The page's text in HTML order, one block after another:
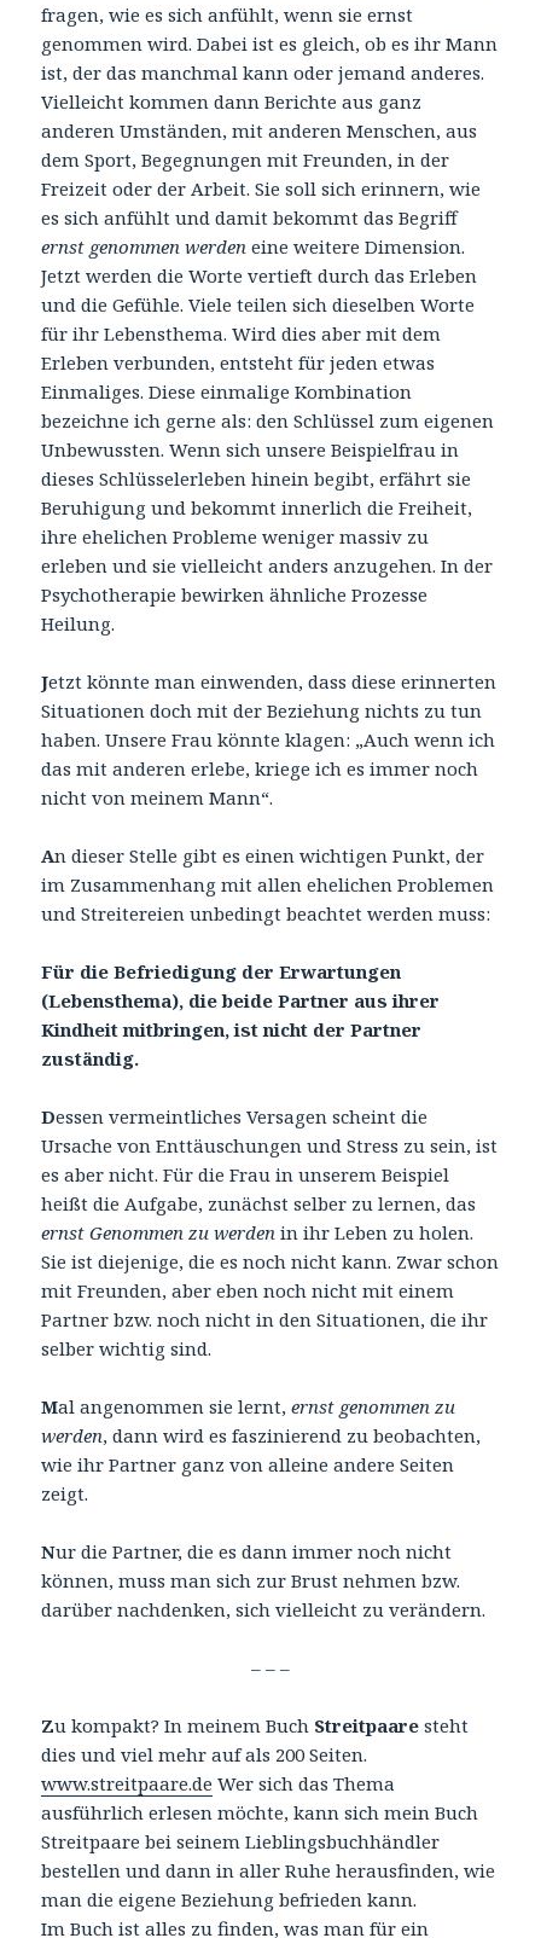
fragen, wie es sich anfühlt, wenn sie ernst
genommen wird. Dabei ist es gleich, ob es ihr Mann
ist, der das manchmal kann oder jemand anderes.
Vielleicht kommen dann Berichte aus ganz
anderen Umständen, mit anderen Menschen, aus
dem Sport, Begegnungen mit Freunden, in der
Freizeit oder der Arbeit. Sie soll sich erinnern, wie
es sich anfühlt und damit bekommt das Begriff
ernst genommen werden eine weitere Dimension.
Jetzt werden die Worte vertieft durch das Erleben
und die Gefühle. Viele teilen sich dieselben Worte
für ihr Lebensthema. Wird dies aber mit dem
Erleben verbunden, entsteht für jeden etwas
Einmaliges. Diese einmalige Kombination
bezeichne ich gerne als: den Schlüssel zum eigenen
Unbewussten. Wenn sich unsere Beispielfrau in
dieses Schlüsselerleben hinein begibt, erfährt sie
Beruhigung und bekommt innerlich die Freiheit,
ihre ehelichen Probleme weniger massiv zu
erleben und sie vielleicht anders anzugehen. In der
Psychotherapie bewirken ähnliche Prozesse
Heilung.
Jetzt könnte man einwenden, dass diese erinnerten
Situationen doch mit der Beziehung nichts zu tun
haben. Unsere Frau könnte klagen: „Auch wenn ich
das mit anderen erlebe, kriege ich es immer noch
nicht von meinem Mann“.
An dieser Stelle gibt es einen wichtigen Punkt, der
im Zusammenhang mit allen ehelichen Problemen
und Streitereien unbedingt beachtet werden muss:
Für die Befriedigung der Erwartungen
(Lebensthema), die beide Partner aus ihrer
Kindheit mitbringen, ist nicht der Partner
zuständig.
Dessen vermeintliches Versagen scheint die
Ursache von Enttäuschungen und Stress zu sein, ist
es aber nicht. Für die Frau in unserem Beispiel
heißt die Aufgabe, zunächst selber zu lernen, das
ernst Genommen zu werden in ihr Leben zu holen.
Sie ist diejenige, die es noch nicht kann. Zwar schon
mit Freunden, aber eben noch nicht mit einem
Partner bzw. noch nicht in den Situationen, die ihr
selber wichtig sind.
Mal angenommen sie lernt,ernst genommen zu
werden, dann wird es faszinierend zu beobachten,
wie ihr Partner ganz von alleine andere Seiten
zeigt.
Nur die Partner, die es dann immer noch nicht
können, muss man sich zur Brust nehmen bzw.
darüber nachdenken, sich vielleicht zu verändern.
– – –
Zu kompakt? In meinem Buch Streitpaare steht
dies und viel mehr auf als 200 Seiten.
www.streitpaare.de Wer sich das Thema
ausführlich erlesen möchte, kann sich mein Buch
Streitpaare bei seinem Lieblingsbuchhändler
bestellen und dann in aller Ruhe herausfinden, wie
man die eigene Beziehung befrieden kann.
Im Buch ist alles zu finden, was man für ein